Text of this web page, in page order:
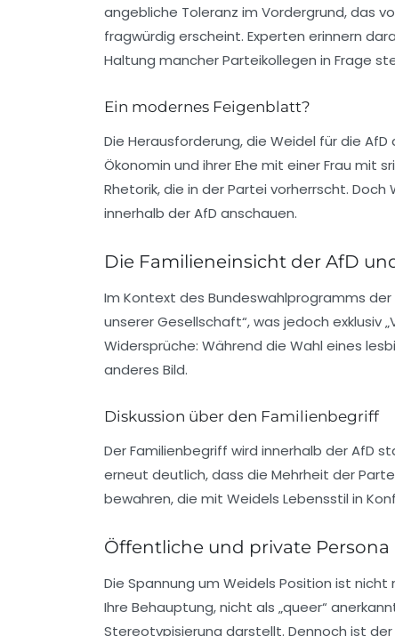
angebliche Toleranz im Vordergrund, das
fragwürdig erscheint. Experten erinnern
Haltung mancher Parteikollegen in Frage
Ein modernes Feigenblatt?
Die Herausforderung, die Weidel für die
Ökonomin und ihrer Ehe mit einer Frau mit
Rhetorik, die in der Partei vorherrscht.
innerhalb der AfD anschauen.
Die Familieneinsicht der AfD
Im Kontext des Bundeswahlprogramms der
unserer Gesellschaft“, was jedoch exklusiv
Widersprüche: Während die Wahl eines
anderes Bild.
Diskussion über den Familienbegriff
DerFamilienbegriff wird innerhalb der AfD
erneut deutlich, dass die Mehrheit der
bewahren, die mit Weidels Lebensstil in
Öffentliche und private Persona
Die Spannung um Weidels Position ist
Ihre Behauptung, nicht als „queer“
Stereotypisierung darstellt. Dennoch ist